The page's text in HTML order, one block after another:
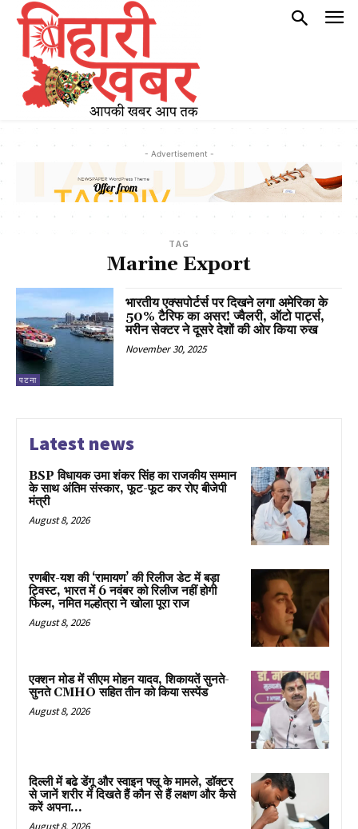
- Advertisement -
TAG
Marine Export
पटना
भारतीय एक्सपोर्टर्स पर दिखने लगा अमेरिका के
50% टैरिफ का असर! ज्वैलरी, ऑटो पार्ट्स,
मरीन सेक्टर ने दूसरे देशों की ओर किया रुख
November 30, 2025
Latest news
BSP विधायक उमा शंकर सिंह का राजकीय सम्मान
के साथ अंतिम संस्कार, फूट-फूट कर रोए बीजेपी
मंत्री
August 8, 2026
रणबीर-यश की ‘रामायण’ की रिलीज डेट में बड़ा
ट्विस्ट, भारत में 6 नवंबर को रिलीज नहीं होगी
फिल्म, नमित मल्होत्रा ने खोला पूरा राज
August 8, 2026
एक्शन मोड में सीएम मोहन यादव, शिकायतें सुनते-
सुनते CMHO सहित तीन को किया सस्पेंड
August 8, 2026
दिल्ली में बढे डेंगू और स्वाइन फ्लू के मामले, डॉक्टर
से जानें शरीर में दिखते हैं कौन से हैं लक्षण और कैसे
करें अपना...
August 8, 2026